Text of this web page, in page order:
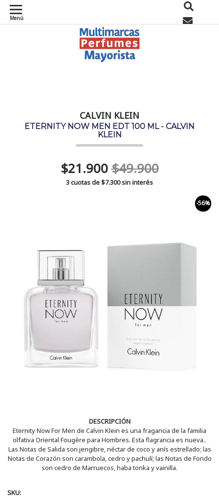
Menú
CALVIN KLEIN
ETERNITY NOW MEN EDT 100 ML - CALVIN
KLEIN
$21.900$49.900
3 cuotas de$7.300sin interés
-56%
DESCRIPCIÓN
Eternity Now For Men de Calvin Klein es una fragancia de la familia
olfativa Oriental Fougère para Hombres. Esta flagrancia es nueva..
Las Notas de Salida son jengibre, néctar de coco y anís estrellado; las
Notas de Corazón son carambola, cedro y pachulí; las Notas de Fondo
son cedro de Marruecos, haba tonka y vainilla.
SKU: